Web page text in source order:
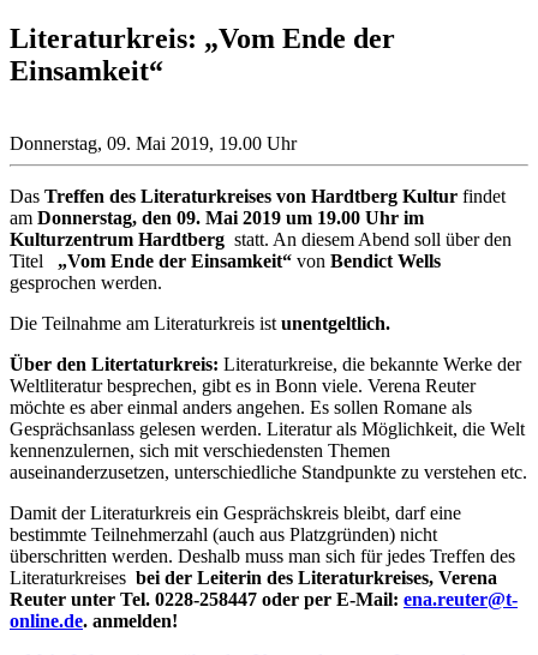
Literaturkreis: „Vom Ende der
Einsamkeit“
Donnerstag, 09. Mai 2019, 19.00 Uhr
Das Treffen des Literaturkreises von Hardtberg Kultur findet
am Donnerstag, den 09. Mai 2019 um 19.00 Uhr im
Kulturzentrum Hardtberg statt. An diesem Abend soll über den
Titel „Vom Ende der Einsamkeit“ von Bendict Wells
gesprochen werden.
Die Teilnahme am Literaturkreis ist unentgeltlich.
Über den Litertaturkreis: Literaturkreise, die bekannte Werke der
Weltliteratur besprechen, gibt es in Bonn viele. Verena Reuter
möchte es aber einmal anders angehen. Es sollen Romane als
Gesprächsanlass gelesen werden. Literatur als Möglichkeit, die Welt
kennenzulernen, sich mit verschiedensten Themen
auseinanderzusetzen, unterschiedliche Standpunkte zu verstehen etc.
Damit der Literaturkreis ein Gesprächskreis bleibt, darf eine
bestimmte Teilnehmerzahl (auch aus Platzgründen) nicht
überschritten werden. Deshalb muss man sich für jedes Treffen des
Literaturkreises bei der Leiterin des Literaturkreises, Verena
Reuter unter Tel. 0228-258447 oder per E-Mail: ena.reuter@t-
online.de. anmelden!